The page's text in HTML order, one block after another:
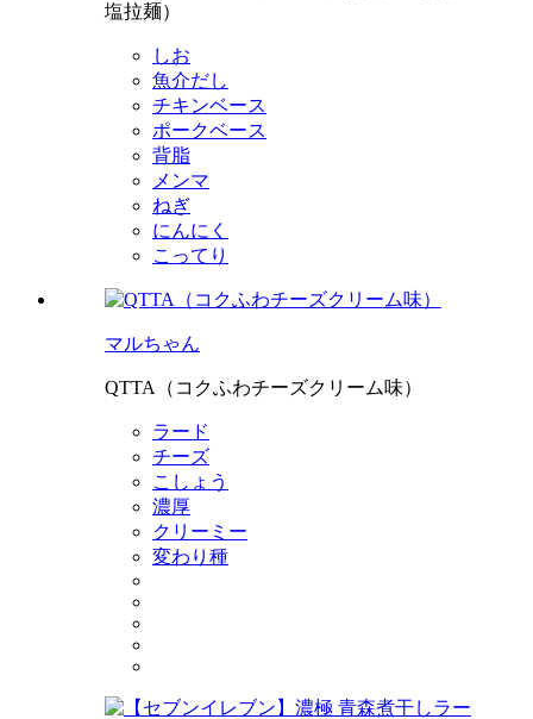
塩拉麺）
しお
魚介だし
チキンベース
ポークベース
背脂
メンマ
ねぎ
にんにく
こってり
マルちゃん
QTTA（コクふわチーズクリーム味）
ラード
チーズ
こしょう
濃厚
クリーミー
変わり種